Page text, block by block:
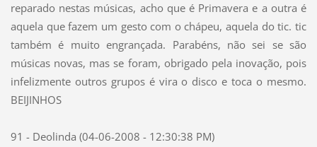
reparado nestas músicas, acho que é Primavera e a outra é
aquela que fazem um gesto com o chápeu, aquela do tic. tic
também é muito engrançada. Parabéns, não sei se são
músicas novas, mas se foram, obrigado pela inovação, pois
infelizmente outros grupos é vira o disco e toca o mesmo.
BEIJINHOS
91 - Deolinda (04-06-2008 - 12:30:38 PM)